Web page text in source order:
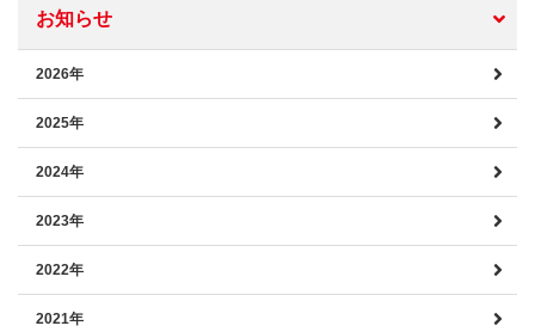
お知らせ
2026年
2025年
2024年
2023年
2022年
2021年